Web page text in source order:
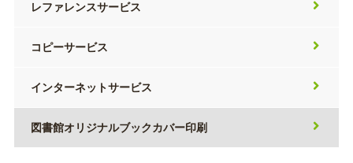
レファレンスサービス
コピーサービス
インターネットサービス
図書館オリジナルブックカバー印刷